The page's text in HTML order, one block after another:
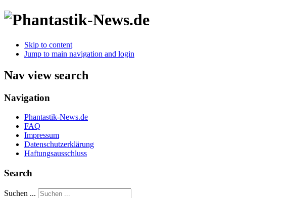
Skip to content
Jump to main navigation and login
Nav view search
Navigation
Phantastik-News.de
FAQ
Impressum
Datenschutzerklärung
Haftungsausschluss
Search
Suchen ...